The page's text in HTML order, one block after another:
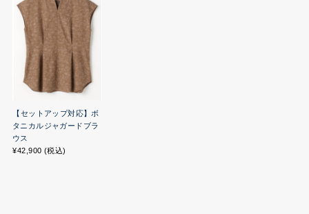
【セットアップ対応】ボ
タニカルジャガードブラ
ウス
¥42,900 (税込)